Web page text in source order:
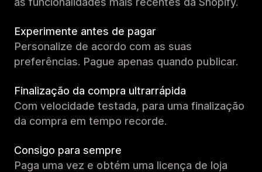
Experimente antes de pagar
Personalize de acordo com as suas
preferências. Pague apenas quando publicar.
Finalização da compra ultrarrápida
Com velocidade testada, para uma finalização
da compra em tempo recorde.
Consigo para sempre
Paga uma vez e obtém uma licença de loja